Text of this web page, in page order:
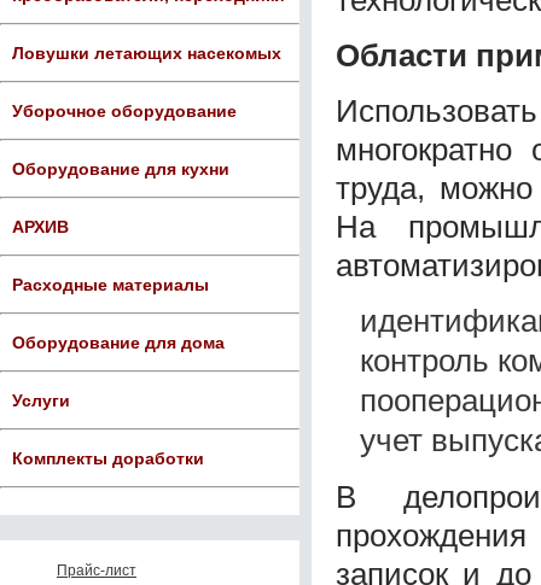
Ловушки летающих насекомых
Уборочное оборудование
Оборудование для кухни
АРХИВ
Расходные материалы
Оборудование для дома
Услуги
Комплекты доработки
Прайс-лист
Области
многократно
труда, можно
На
контроль
учет
В
записок и